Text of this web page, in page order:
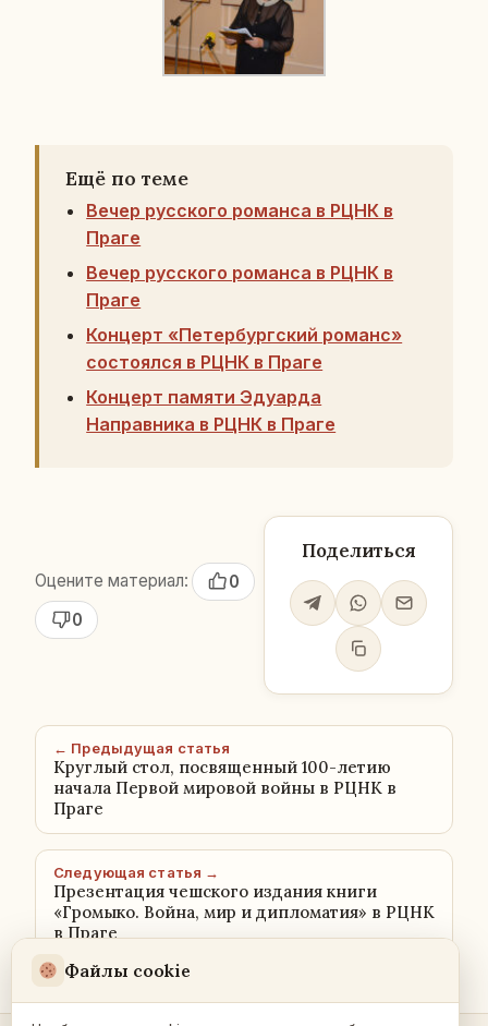
Ещё по теме
Вечер русского романса в РЦНК в
Праге
Вечер русского романса в РЦНК в
Праге
Концерт «Петербургский романс»
состоялся в РЦНК в Праге
Концерт памяти Эдуарда
Направника в РЦНК в Праге
Оцените материал:
0
0
Поделиться
← Предыдущая статья
Круглый стол, посвященный 100-летию
начала Первой мировой войны в РЦНК в
Праге
Следующая статья →
Презентация чешского издания книги
«Громыко. Война, мир и дипломатия» в РЦНК
в Праге
Файлы cookie